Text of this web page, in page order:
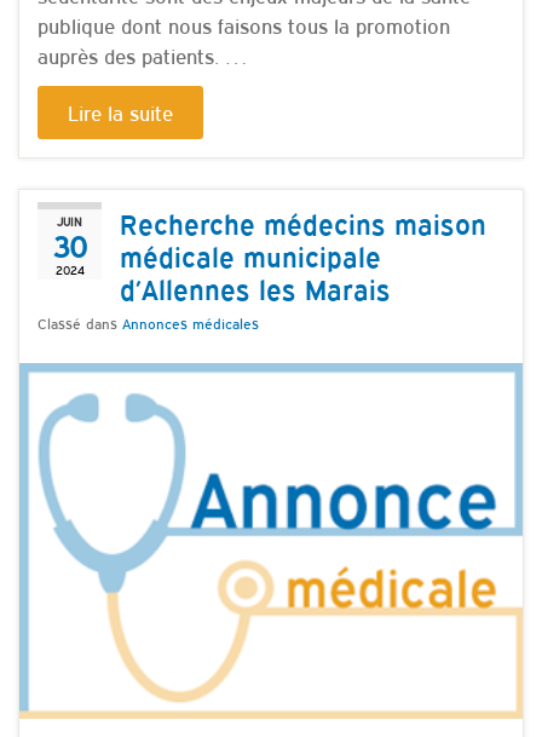
publique dont nous faisons tous la promotion
auprès des patients. …
Lire la suite
JUIN
30
2024
Recherche médecins maison
médicale municipale
d’Allennes les Marais
Classé dans Annonces médicales